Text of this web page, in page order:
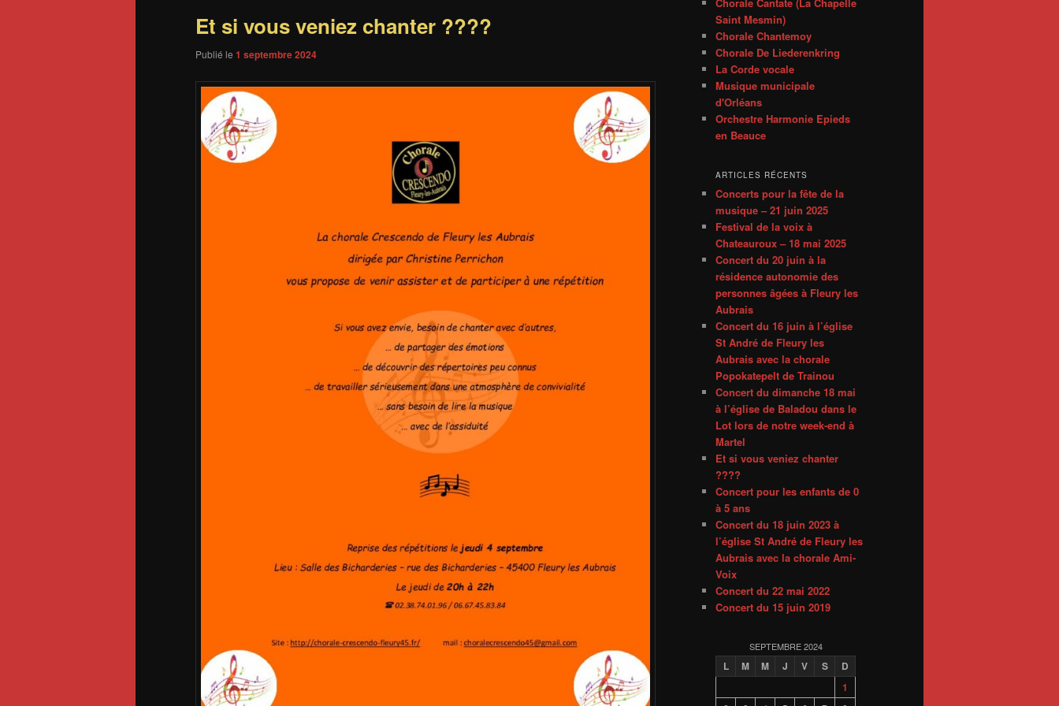
Et si vous veniez chanter ????
Publié le 1 septembre 2024
Chorale Cantate (La Chapelle
Saint Mesmin)
Chorale Chantemoy
Chorale De Liederenkring
La Corde vocale
Musique municipale
d'Orléans
Orchestre Harmonie Epieds
en Beauce
ARTICLES RÉCENTS
Concerts pour la fête de la
musique – 21 juin 2025
Festival de la voix à
Chateauroux – 18 mai 2025
Concert du 20 juin à la
résidence autonomie des
personnes âgées à Fleury les
Aubrais
Concert du 16 juin à l’église
St André de Fleury les
Aubrais avec la chorale
Popokatepelt de Trainou
Concert du dimanche 18 mai
à l’église de Baladou dans le
Lot lors de notre week-end à
Martel
Et si vous veniez chanter
????
Concert pour les enfants de 0
à 5 ans
Concert du 18 juin 2023 à
l’église St André de Fleury les
Aubrais avec la chorale Ami-
Voix
Concert du 22 mai 2022
Concert du 15 juin 2019
SEPTEMBRE 2024
L M M J V S
D
1